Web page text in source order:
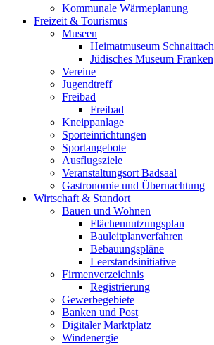
Kommunale Wärmeplanung
Freizeit & Tourismus
Museen
Heimatmuseum Schnaittach
Jüdisches Museum Franken
Vereine
Jugendtreff
Freibad
Freibad
Kneippanlage
Sporteinrichtungen
Sportangebote
Ausflugsziele
Veranstaltungsort Badsaal
Gastronomie und Übernachtung
Wirtschaft & Standort
Bauen und Wohnen
Flächennutzungsplan
Bauleitplanverfahren
Bebauungspläne
Leerstandsinitiative
Firmenverzeichnis
Registrierung
Gewerbegebiete
Banken und Post
Digitaler Marktplatz
Windenergie